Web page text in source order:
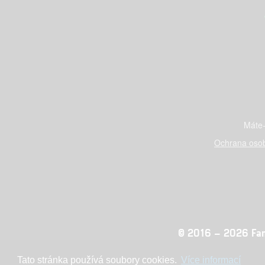
Tato stránka používá soubory cookies. Více informací
Ochrana
© 2016 – 2026